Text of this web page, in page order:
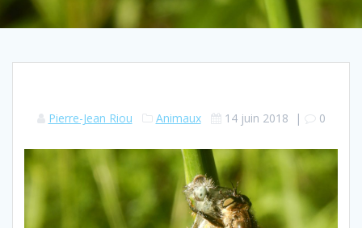
Pierre-Jean Riou Animaux 14 juin 2018 | 0